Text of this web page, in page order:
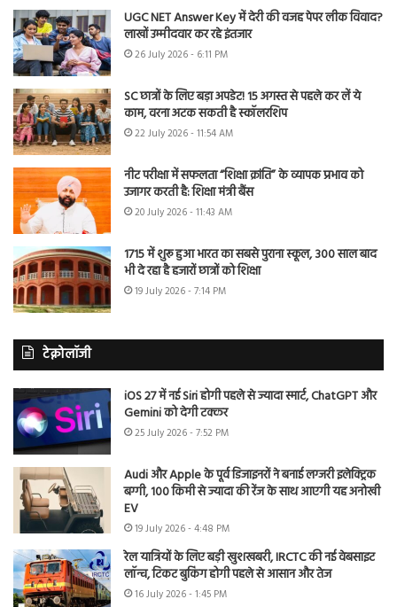
UGC NET Answer Key में देरी की वजह पेपर लीक विवाद?
लाखों उम्मीदवार कर रहे इंतजार
26 July 2026 - 6:11 PM
SC छात्रों के लिए बड़ा अपडेट! 15 अगस्त से पहले कर लें ये
काम, वरना अटक सकती है स्कॉलरशिप
22 July 2026 - 11:54 AM
नीट परीक्षा में सफलता “शिक्षा क्रांति” के व्यापक प्रभाव को
उजागर करती है: शिक्षा मंत्री बैंस
20 July 2026 - 11:43 AM
1715 में शुरू हुआ भारत का सबसे पुराना स्कूल, 300 साल बाद
भी दे रहा है हजारों छात्रों को शिक्षा
19 July 2026 - 7:14 PM
टेक्नोलॉजी
iOS 27 में नई Siri होगी पहले से ज्यादा स्मार्ट, ChatGPT और
Gemini को देगी टक्कर
25 July 2026 - 7:52 PM
Audi और Apple के पूर्व डिजाइनरों ने बनाई लग्जरी इलेक्ट्रिक
बग्गी, 100 किमी से ज्यादा की रेंज के साथ आएगी यह अनोखी
EV
19 July 2026 - 4:48 PM
रेल यात्रियों के लिए बड़ी खुशखबरी, IRCTC की नई वेबसाइट
लॉन्च, टिकट बुकिंग होगी पहले से आसान और तेज
16 July 2026 - 1:45 PM